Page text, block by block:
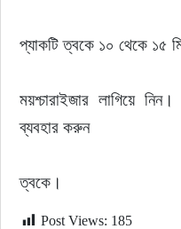
প্যাকটি ত্বকে ১০ থেকে ১৫
ময়শ্চারাইজার লাগিয়ে
ব্যবহার করুন
ত্বকে।
Post Views: 185